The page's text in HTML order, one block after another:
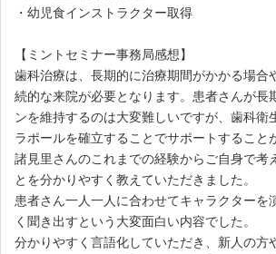
・幼児食インストラクター取得
【ミントセミナー事務局感想】
歯科治療は、長期的に治療期間がかかる場合
続的な来院が必要となります。患者さんが長
ンを維持するのは大変難しいですが、歯科衛
ラポールを確立することでサポートすること
諸見里さんのこれまでの経験からご自身で考
とを分かりやすく教えていただきました。
患者さん一人一人に合わせてキャラクターを
く聞き出すという大変面白い内容でした。
分かりやすく言語化していただき、新人の方